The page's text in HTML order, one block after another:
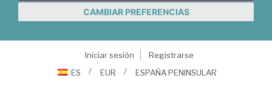
CAMBIAR PREFERENCIAS
Iniciar sesión
Registrarse
ES
EUR ESPAÑA PENINSULAR